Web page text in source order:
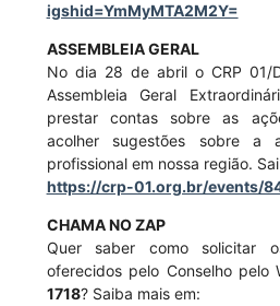
igshid=YmMyMTA2M2Y=
ASSEMBLEIA GERAL
No dia 28 de abril o CRP 01/
Assembleia Geral
prestar contas sobre as
acolher sugestões sobre a
profissional em nossa região.
https://crp-01.org.br/events/
CHAMA NO ZAP
Quer saber como solicitar
oferecidos pelo Conselho pelo
1718? Saiba mais em: